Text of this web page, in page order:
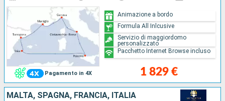
Pagamento in 4X 1 829 €
Animazione a bordo
Formula All Inlcusive
Servizio di maggiordomo
personalizzato
Pacchetto Internet Browse incluso
MALTA, SPAGNA, FRANCIA, ITALIA